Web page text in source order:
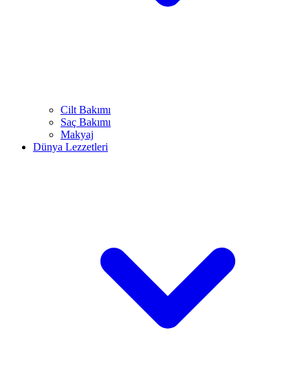
Cilt Bakımı
Saç Bakımı
Makyaj
Dünya Lezzetleri